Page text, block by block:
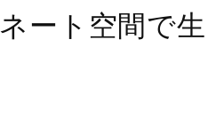
ート空間で生